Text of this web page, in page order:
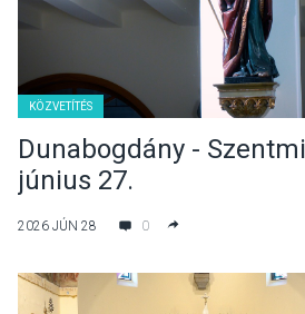
KÖZVETÍTÉS
Dunabogdány -
június 27.
2026 JÚN 28 0